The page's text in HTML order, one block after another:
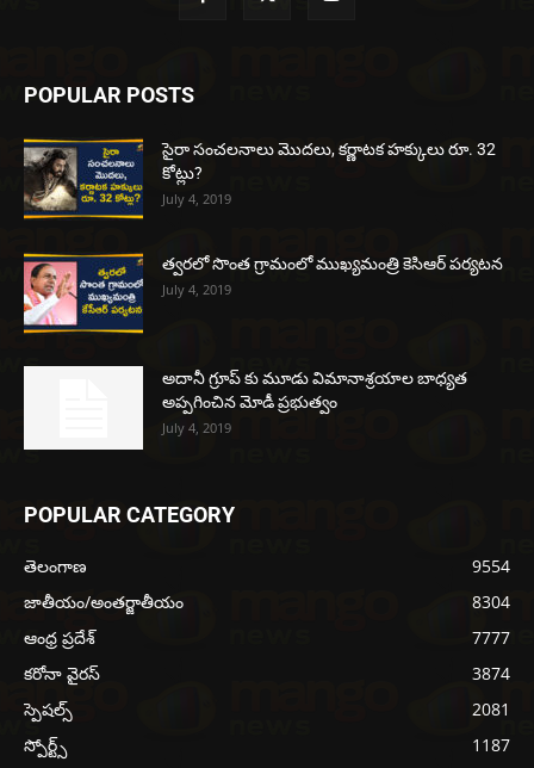
POPULAR POSTS
సైరా సంచలనాలు మొదలు, కర్ణాటక హక్కులు రూ. 32
కోట్లు?
July 4, 2019
త్వరలో సొంత గ్రామంలో ముఖ్యమంత్రి కెసిఆర్ పర్యటన
July 4, 2019
అదానీ గ్రూప్ కు మూడు విమానాశ్రయాల బాధ్యత
అప్పగించిన మోడీ ప్రభుత్వం
July 4, 2019
POPULAR CATEGORY
తెలంగాణ
9554
జాతీయం/అంతర్జాతీయం
8304
ఆంధ్ర ప్రదేశ్
7777
కరోనా వైరస్
3874
స్పెషల్స్
2081
స్పోర్ట్స్
1187